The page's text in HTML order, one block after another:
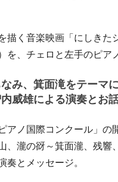
描く音楽映画「にしきた
を、チェロと左手のピア
み、箕面滝をテーマ
威雄による演奏とお
アノ国際コンクール」の
、瀧の谺～箕面瀧、残響
奏とメッセージ。